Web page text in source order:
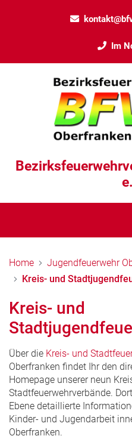
Im
Home
Jugendfeuerwehr
Kreis- und
Kreis- und
Über die Kreis- und
Oberfranken findet Ihr den
Homepage unserer neun
Stadtfeuerwehrverbände.
Ebene detaillierte
Kinder- und Jugendarbeit
Oberfranken.